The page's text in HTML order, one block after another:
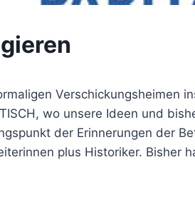
Verschickungsheimen
wo unsere Ideen und
der Erinnerungen der
plus Historiker. Bisher